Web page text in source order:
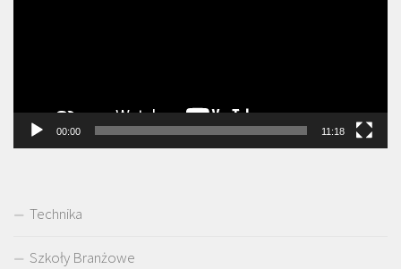
00:00 11:18
Technika
Szkoły Branżowe